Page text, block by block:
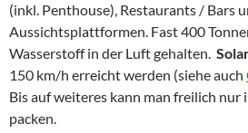
(inkl. Penthouse), Restaurants / Bars
Aussichtsplattformen. Fast 400
Wasserstoff in der Luft gehalten.
150 km/h erreicht werden (siehe auch
Bis auf weiteres kann man freilich
packen.